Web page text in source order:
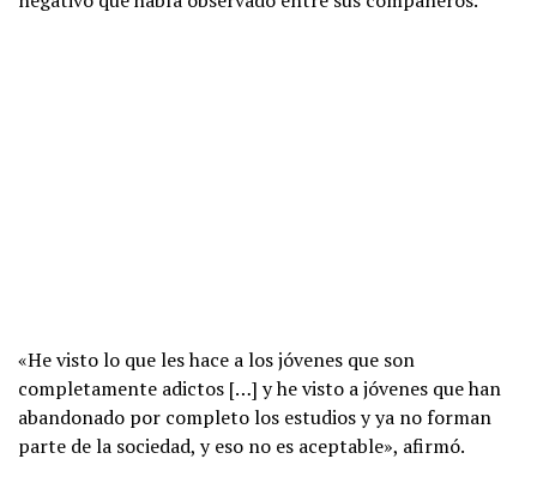
«He visto lo que les hace a los jóvenes que son
completamente adictos […] y he visto a jóvenes que han
abandonado por completo los estudios y ya no forman
parte de la sociedad, y eso no es aceptable», afirmó.